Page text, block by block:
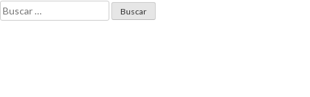
Buscar: